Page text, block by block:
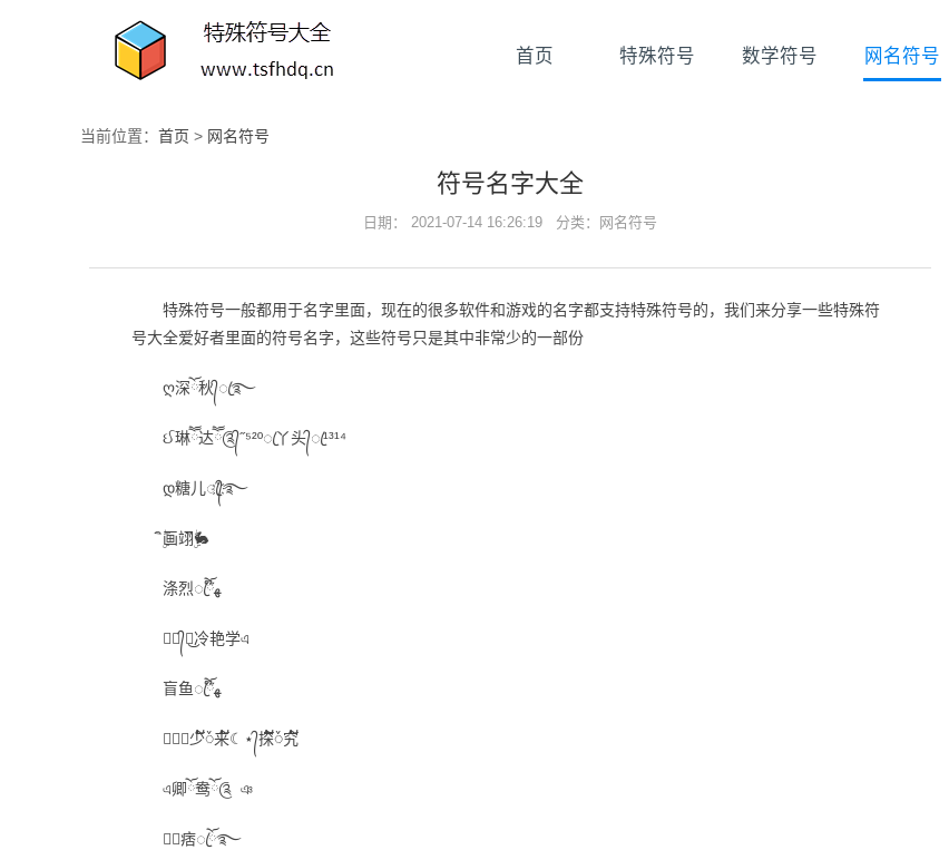
首页 特殊符号 数学符号 网名符号
当前位置： 首页 > 网名符号
符号名字大全
日期： 2021-07-14 16:26:19 分类： 网名符号
特殊符号一般都用于名字里面，现在的很多软件和游戏的名字都支持特殊符号的，我们来分享一些特殊符
号大全爱好者里面的符号名字，这些符号只是其中非常少的一部份
ღ深ོ秋᭄ꦿ࿐
ઈ琳ཽ达ཽ༊᭄˝⁵²ºꦿ丫头᭄ꦿ¹³¹⁴
დ糖儿ꦿ҉᭄࿐
ۣۖิ画翊ۣۖิ🐇
涤烈ꦿ໊ོﻬ
✿᭄ཽꦿ͜冷艳学এ
盲鱼ꦿ໊ོﻬ
☾⋆᭄少໌້ᮨ来໌້☾⋆᭄探໌້ᮨ究໌້
এ卿ོ鸯ོ༊ ঞ
☪᭄痞ꦿོ࿐